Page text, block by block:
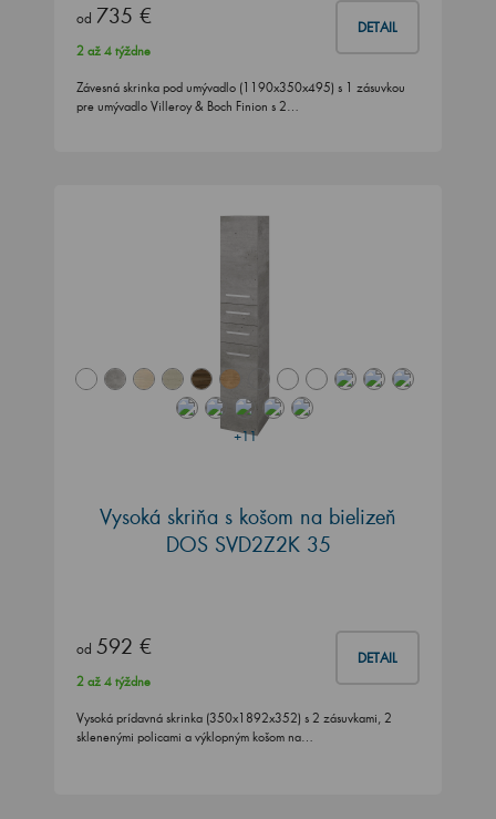
od 735 € DETAIL
2 až 4 týždne
Závesná skrinka pod umývadlo (1190x350x495) s 1 zásuvkou
pre umývadlo Villeroy & Boch Finion s 2…
+11
Vysoká skriňa s košom na bielizeň
DOS SVD2Z2K 35
od 592 € DETAIL
2 až 4 týždne
Vysoká prídavná skrinka (350x1892x352) s 2 zásuvkami, 2
sklenenými policami a výklopným košom na…